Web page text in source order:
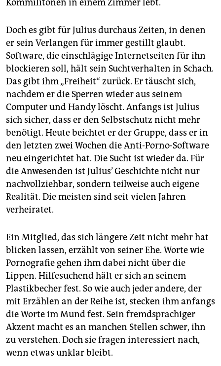
Kommilitonen in einem Zimmer lebt.
Doch es gibt für Julius durchaus Zeiten, in denen
er sein Verlangen für immer gestillt glaubt.
Software, die einschlägige Internetseiten für ihn
blockieren soll, hält sein Suchtverhalten in Schach.
Das gibt ihm „Freiheit“ zurück. Er täuscht sich,
nachdem er die Sperren wieder aus seinem
Computer und Handy löscht. Anfangs ist Julius
sich sicher, dass er den Selbstschutz nicht mehr
benötigt. Heute beichtet er der Gruppe, dass er in
den letzten zwei Wochen die Anti-Porno-Software
neu eingerichtet hat. Die Sucht ist wieder da. Für
die Anwesenden ist Julius’ Geschichte nicht nur
nachvollziehbar, sondern teilweise auch eigene
Realität. Die meisten sind seit vielen Jahren
verheiratet.
Ein Mitglied, das sich längere Zeit nicht mehr hat
blicken lassen, erzählt von seiner Ehe. Worte wie
Pornografie gehen ihm dabei nicht über die
Lippen. Hilfesuchend hält er sich an seinem
Plastikbecher fest. So wie auch jeder andere, der
mit Erzählen an der Reihe ist, stecken ihm anfangs
die Worte im Mund fest. Sein fremdsprachiger
Akzent macht es an manchen Stellen schwer, ihn
zu verstehen. Doch sie fragen interessiert nach,
wenn etwas unklar bleibt.